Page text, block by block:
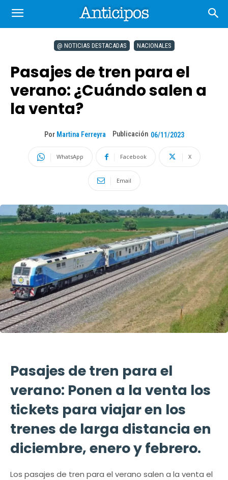
@ NOTICIAS DESTACADAS NACIONALES
Pasajes de tren para el
verano: ¿Cuándo salen a
la venta?
Por Martina Ferreyra Publicación 06/11/2023
WhatsApp Facebook X
Email
Pasajes de tren para el
verano: Ponen a la venta los
tickets para viajar en los
trenes de larga distancia en
diciembre, enero y febrero.
Los pasajes de tren para el verano salen a la venta el